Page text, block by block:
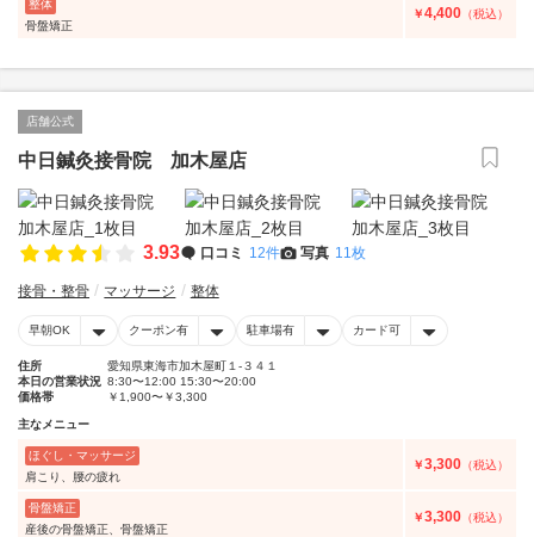
整体
骨盤矯正
￥4,400 （税込）
店舗公式
中日鍼灸接骨院 加木屋店
3.93 口コミ 12件 写真 11枚
接骨・整骨 マッサージ 整体
早朝OK クーポン有 駐車場有 カード可
住所
愛知県東海市加木屋町１-３４１
本日の営業状況 8:30〜12:00 15:30〜20:00
価格帯
￥1,900〜￥3,300
主なメニュー
ほぐし・マッサージ
肩こり、腰の疲れ
￥3,300 （税込）
骨盤矯正
産後の骨盤矯正、骨盤矯正
￥3,300 （税込）